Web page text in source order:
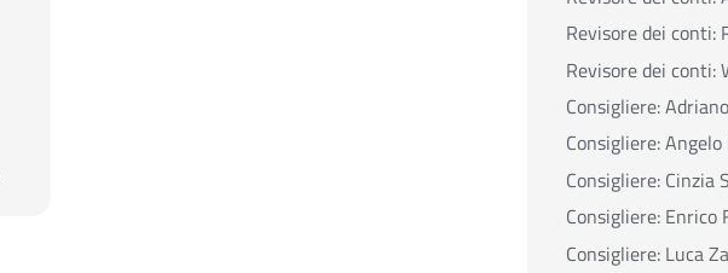
Revisore dei conti:
Revisore dei conti:
Consigliere:
Consigliere:
Consigliere: Cinzia
Consigliere: Enrico
Consigliere: Luca